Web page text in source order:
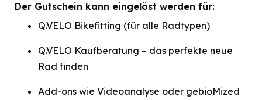
Der Gutschein kann eingelöst werden für:
Q.VELO Bikefitting (für alle Radtypen)
Q.VELO Kaufberatung – das perfekte neue
Rad finden
Add-ons wie Videoanalyse oder gebioMized